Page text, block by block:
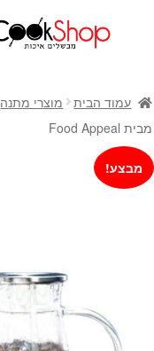
חנות
כלי בישול
סירים
מחבתות
כלי הגשה ואירוח
אפייה
קפה ותה
עמוד הבית מוצרי מתנה
מבית Food Appeal
מבצע!